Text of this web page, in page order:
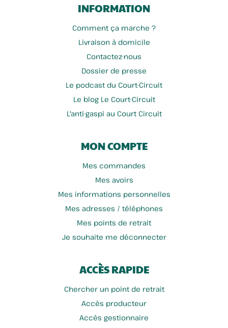
INFORMATION
Comment ça marche ?
Livraison à domicile
Contactez-nous
Dossier de presse
Le podcast du Court-Circuit
Le blog Le Court-Circuit
L'anti-gaspi au Court Circuit
MON COMPTE
Mes commandes
Mes avoirs
Mes informations personnelles
Mes adresses / téléphones
Mes points de retrait
Je souhaite me déconnecter
ACCÈS RAPIDE
Chercher un point de retrait
Accès producteur
Accès gestionnaire